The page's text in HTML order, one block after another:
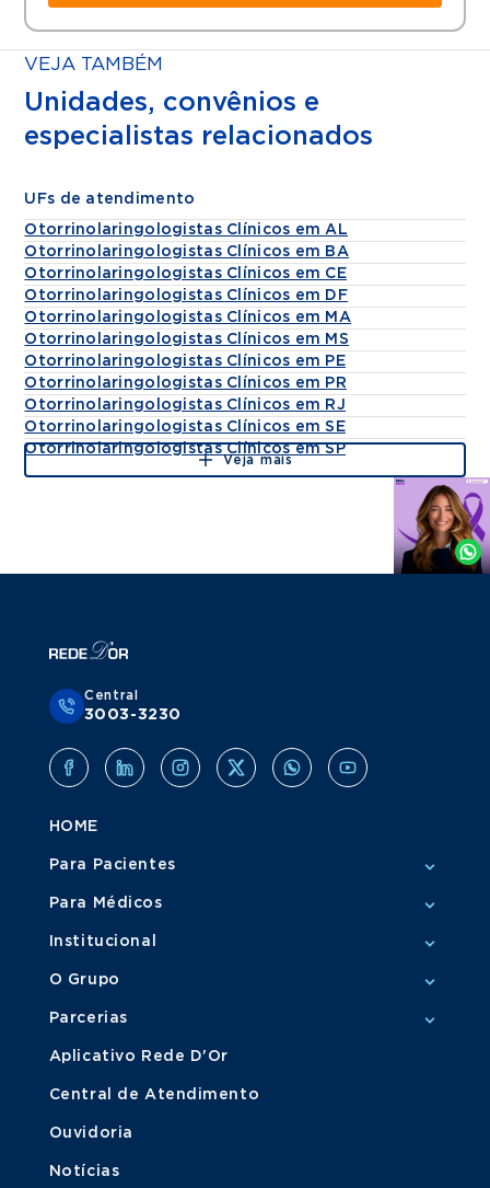
Otorrinolaringologia pela ABORL-CCF.
Atua com foco nas doenças nasais
como rinite
sinusite
nariz
oferecendo um atendimento humanizado e
individualizado.
Atende crianças
adultos e idosos
sempre com uma abordagem cuidadosa
linguagem clara e atenção às
particularidades de cada fase da vida.
Títulos
Titulo de Otorrinolaringologista pela
VEJA TAMBÉM
Unidades, convênios e
especialistas relacionados
UFs de atendimento
Otorrinolaringologistas Clínicos em AL
Otorrinolaringologistas Clínicos em BA
Otorrinolaringologistas Clínicos em CE
Otorrinolaringologistas Clínicos em DF
Otorrinolaringologistas Clínicos em MA
Otorrinolaringologistas Clínicos em MS
Otorrinolaringologistas Clínicos em PE
Otorrinolaringologistas Clínicos em PR
Otorrinolaringologistas Clínicos em RJ
Otorrinolaringologistas Clínicos em SE
Otorrinolaringologistas Clínicos em SP
Veja mais
Agende
Whatsapp
Central
3003-3230
HOME
Para Pacientes
Para Médicos
Institucional
O Grupo
Parcerias
Aplicativo Rede D'Or
Central de Atendimento
Ouvidoria
Notícias